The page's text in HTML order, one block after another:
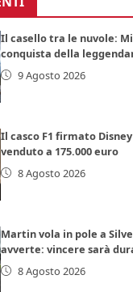
Il casello tra le nuvole:
conquista della
9 Agosto 2026
Il casco F1 firmato
venduto a 175.000 euro
8 Agosto 2026
Martin vola in pole a
avverte: vincere sarà
8 Agosto 2026